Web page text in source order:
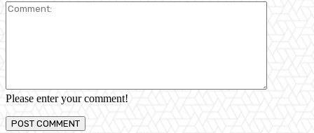
Please enter your comment!